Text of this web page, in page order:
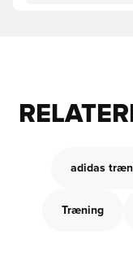
adidas
Træning